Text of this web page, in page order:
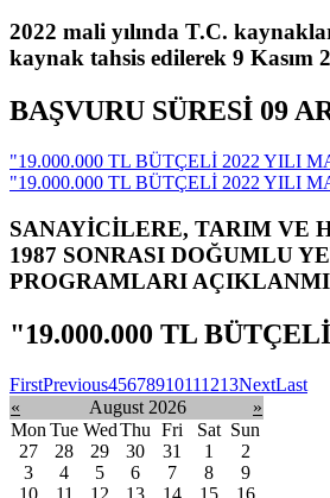
2022 mali yılında T.C.
kaynak tahsis edilerek 9 Kasım
BAŞVURU SÜRESİ 09
"19.000.000 TL BÜTÇELİ 2022 YILI
"19.000.000 TL BÜTÇELİ 2022 YILI
SANAYİCİLERE, TARIM VE
1987 SONRASI DOĞUMLU
PROGRAMLARI
"19.000.000 TL
FirstPrevious45678910111213NextLast
«
August 2026
»
Mon Tue WedThu Fri Sat Sun
27
28 29 30 31 1
2
3
4 5 6 7 8
9
10
11 12 13 14 15
16